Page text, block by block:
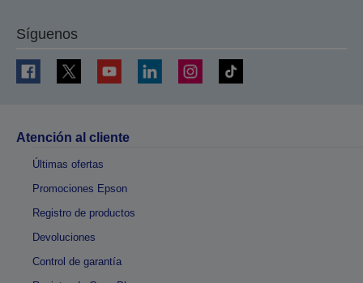
Síguenos
Atención al cliente
Últimas ofertas
Promociones Epson
Registro de productos
Devoluciones
Control de garantía